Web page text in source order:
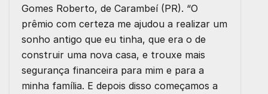
Gomes Roberto, de Carambeí (PR). “O
prêmio com certeza me ajudou a realizar um
sonho antigo que eu tinha, que era o de
construir uma nova casa, e trouxe mais
segurança financeira para mim e para a
minha família. E depois disso começamos a